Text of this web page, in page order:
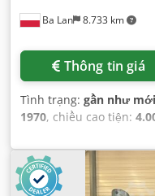
Ba Lan 8.733 km
Thông tin giá
Tình trạng: gần như
1970, chiều cao tiện:
, đường
bích trước:5.000 mm,